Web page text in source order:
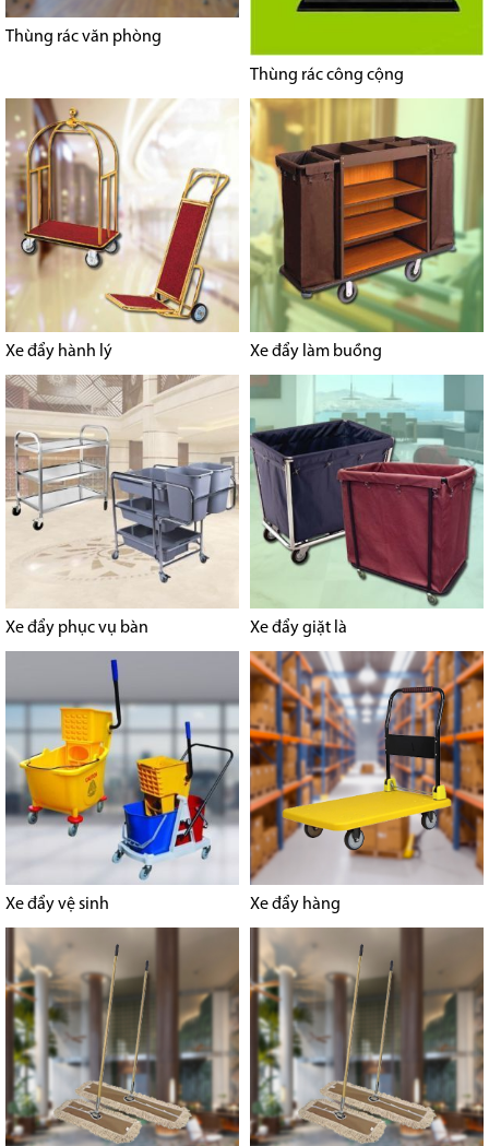
Thùng rác văn phòng
Thùng rác công cộng
Xe đẩy hành lý Xe đẩy làm buồng
Xe đẩy phục vụ bàn Xe đẩy giặt là
Xe đẩy vệ sinh Xe đẩy hàng